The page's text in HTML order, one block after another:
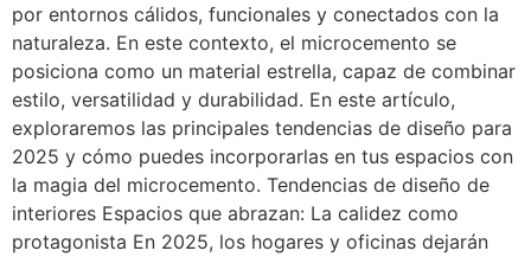
por entornos cálidos, funcionales y conectados con la
naturaleza. En este contexto, el microcemento se
posiciona como un material estrella, capaz de combinar
estilo, versatilidad y durabilidad. En este artículo,
exploraremos las principales tendencias de diseño para
2025 y cómo puedes incorporarlas en tus espacios con
la magia del microcemento. Tendencias de diseño de
interiores Espacios que abrazan: La calidez como
protagonista En 2025, los hogares y oficinas dejarán